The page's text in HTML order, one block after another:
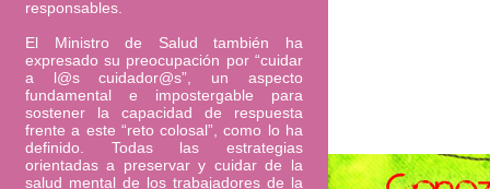
responsables.
El Ministro de Salud también ha
expresado su preocupación por “cuidar
a l@s cuidador@s”, un aspecto
fundamental e impostergable para
sostener la capacidad de respuesta
frente a este “reto colosal”, como lo ha
definido. Todas las estrategias
orientadas a preservar y cuidar de la
salud mental de los trabajadores de la